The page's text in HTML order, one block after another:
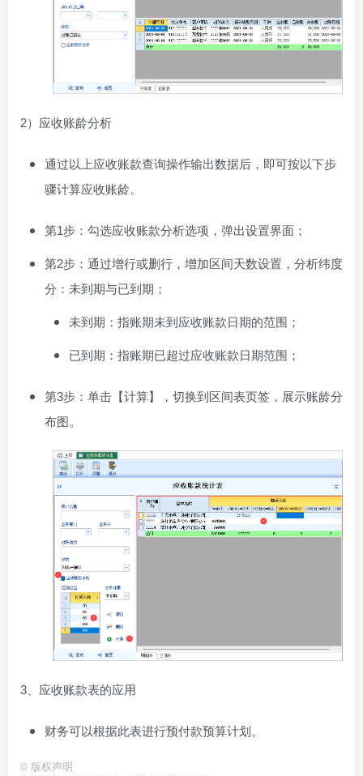
2）应收账龄分析
通过以上应收账款查询操作输出数据后，即可按以下步
骤计算应收账龄。
第1步：勾选应收账款分析选项，弹出设置界面；
第2步：通过增行或删行，增加区间天数设置，分析纬度
分：未到期与已到期；
未到期：指账期未到应收账款日期的范围；
已到期：指账期已超过应收账款日期范围；
第3步：单击【计算】，切换到区间表页签，展示账龄分
布图。
3、应收账款表的应用
财务可以根据此表进行预付款预算计划。
© 版权声明